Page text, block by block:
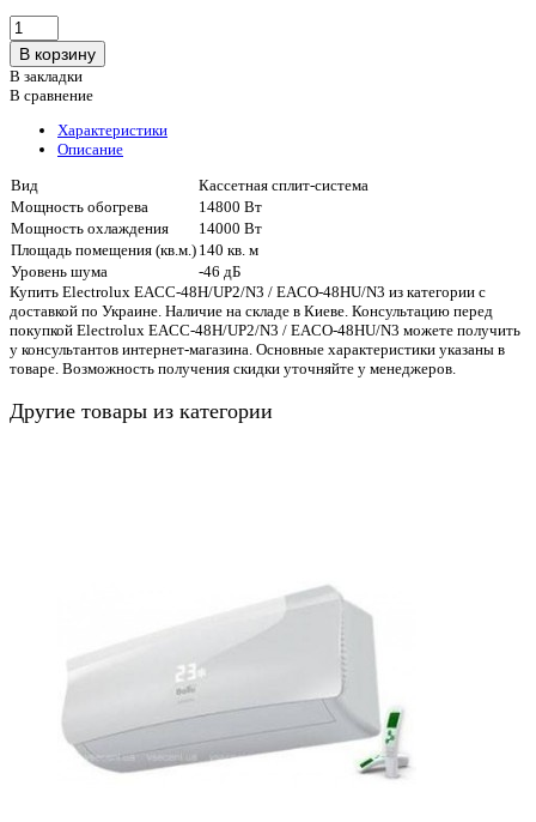
В закладки
В сравнение
Характеристики
Описание
Вид
Кассетная сплит-система
Мощность обогрева
14800 Вт
Мощность охлаждения
14000 Вт
Площадь помещения (кв.м.) 140 кв. м
Уровень шума
-46 дБ
Купить Electrolux EACC-48H/UP2/N3 / EACO-48HU/N3 из категории с
доставкой по Украине. Наличие на складе в Киеве. Консультацию перед
покупкой Electrolux EACC-48H/UP2/N3 / EACO-48HU/N3 можете получить
у консультантов интернет-магазина. Основные характеристики указаны в
товаре. Возможность получения скидки уточняйте у менеджеров.
Другие товары из категории